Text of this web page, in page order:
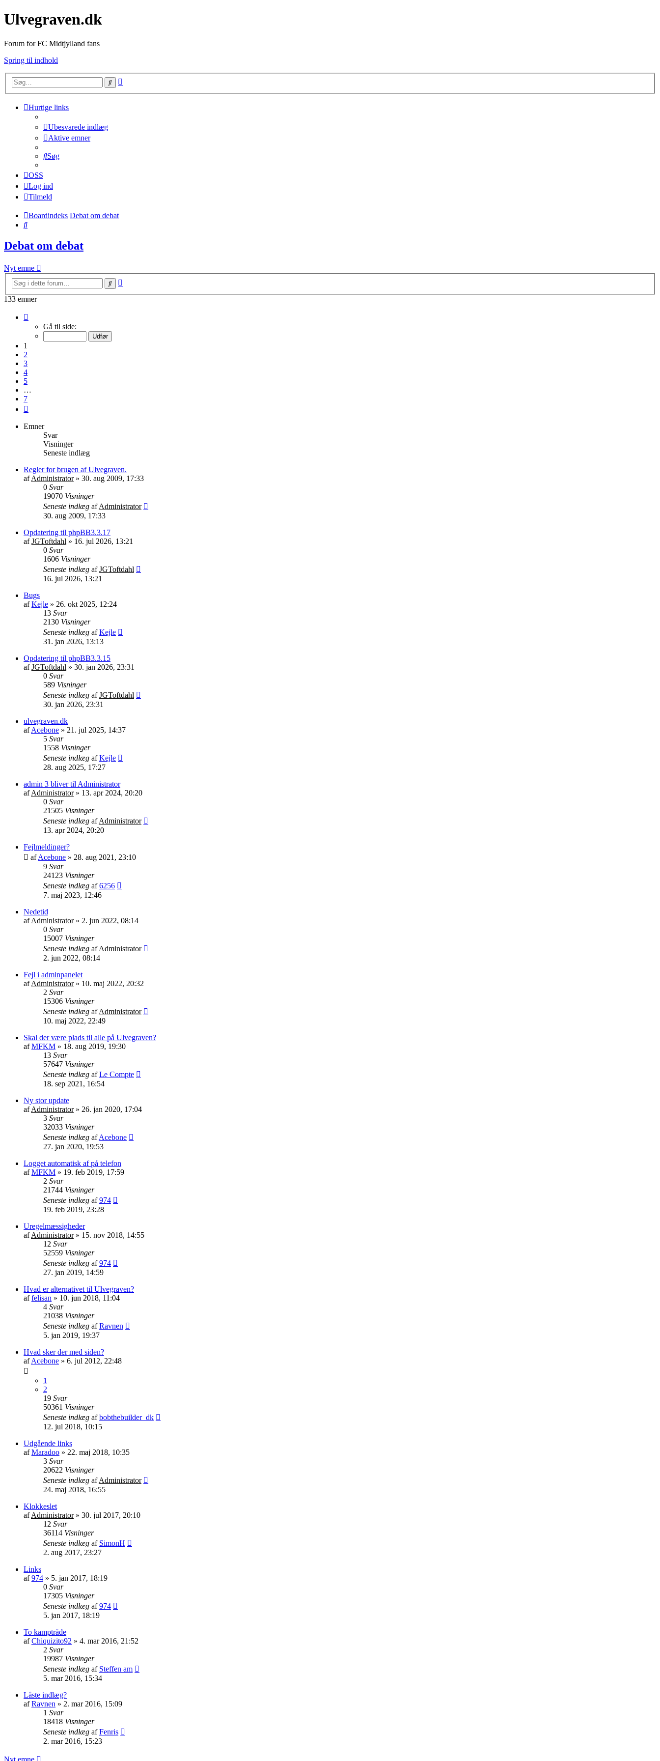
Ulvegraven.dk
Forum for FC Midtjylland fans
Spring til indhold
Søg
Hurtige links
Ubesvarede indlæg
Aktive emner
Søg
OSS
Log ind
Tilmeld
Boardindeks Debat om debat
Søg
Debat om debat
Nyt emne
Søg
133 emner
Gå til side:
1
2
3
4
5
…
7
Emner
Svar
Visninger
Seneste indlæg
Regler for brugen af Ulvegraven.
afAdministrator» 30. aug 2009, 17:33
0 Svar
19070 Visninger
Seneste indlæg afAdministrator
30. aug 2009, 17:33
Opdatering til phpBB3.3.17
afJGToftdahl » 16. jul 2026, 13:21
0 Svar
1606 Visninger
Seneste indlæg afJGToftdahl
16. jul 2026, 13:21
Bugs
afKejle » 26. okt 2025, 12:24
13 Svar
2130 Visninger
Seneste indlæg afKejle
31. jan 2026, 13:13
Opdatering til phpBB3.3.15
afJGToftdahl » 30. jan 2026, 23:31
0 Svar
589 Visninger
Seneste indlæg afJGToftdahl
30. jan 2026, 23:31
ulvegraven.dk
afAcebone » 21. jul 2025, 14:37
5 Svar
1558 Visninger
Seneste indlæg afKejle
28. aug 2025, 17:27
admin 3 bliver til Administrator
afAdministrator» 13. apr 2024, 20:20
0 Svar
21505 Visninger
Seneste indlæg afAdministrator
13. apr 2024, 20:20
Fejlmeldinger?
afAcebone » 28. aug 2021, 23:10
9 Svar
24123 Visninger
Seneste indlæg af6256
7. maj 2023, 12:46
Nedetid
afAdministrator» 2. jun 2022, 08:14
0 Svar
15007 Visninger
Seneste indlæg afAdministrator
2. jun 2022, 08:14
Fejl i adminpanelet
afAdministrator» 10. maj 2022, 20:32
2 Svar
15306 Visninger
Seneste indlæg afAdministrator
10. maj 2022, 22:49
Skal der være plads til alle på Ulvegraven?
afMFKM » 18. aug 2019, 19:30
13 Svar
57647 Visninger
Seneste indlæg afLe Compte
18. sep 2021, 16:54
Ny stor update
afAdministrator» 26. jan 2020, 17:04
3 Svar
32033 Visninger
Seneste indlæg afAcebone
27. jan 2020, 19:53
Logget automatisk af på telefon
afMFKM » 19. feb 2019, 17:59
2 Svar
21744 Visninger
Seneste indlæg af974
19. feb 2019, 23:28
Uregelmæssigheder
afAdministrator» 15. nov 2018, 14:55
12 Svar
52559 Visninger
Seneste indlæg af974
27. jan 2019, 14:59
Hvad er alternativet til Ulvegraven?
affelisan » 10. jun 2018, 11:04
4 Svar
21038 Visninger
Seneste indlæg afRavnen
5. jan 2019, 19:37
Hvad sker der med siden?
afAcebone » 6. jul 2012, 22:48
1
2
19 Svar
50361 Visninger
Seneste indlæg afbobthebuilder_dk
12. jul 2018, 10:15
Udgående links
afMaradoo » 22. maj 2018, 10:35
3 Svar
20622 Visninger
Seneste indlæg afAdministrator
24. maj 2018, 16:55
Klokkeslet
afAdministrator» 30. jul 2017, 20:10
12 Svar
36114 Visninger
Seneste indlæg af SimonH
2. aug 2017, 23:27
Links
af974 » 5. jan 2017, 18:19
0 Svar
17305 Visninger
Seneste indlæg af974
5. jan 2017, 18:19
To kamptråde
afChiquizito92 » 4. mar 2016, 21:52
2 Svar
19987 Visninger
Seneste indlæg af Steffen am
5. mar 2016, 15:34
Låste indlæg?
afRavnen » 2. mar 2016, 15:09
1 Svar
18418 Visninger
Seneste indlæg afFenris
2. mar 2016, 15:23
Nyt emne